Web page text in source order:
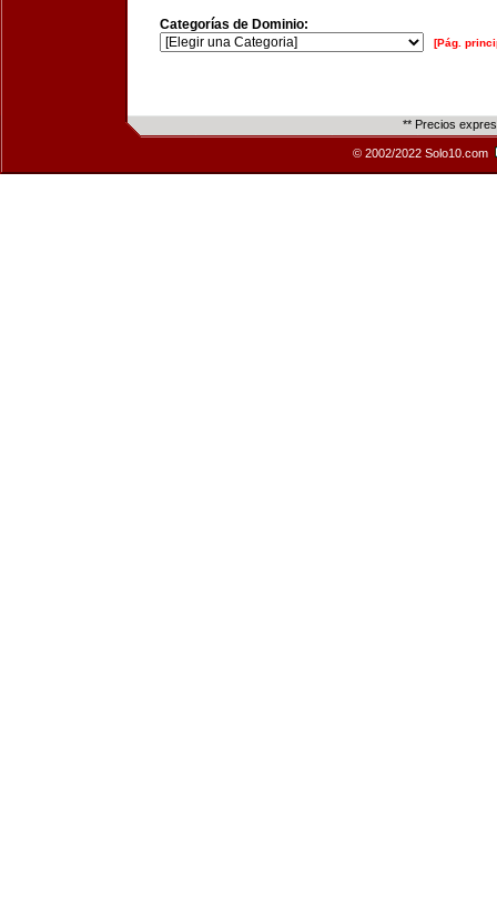
Categorías de Dominio:
[Pág.
** Precios
© 2002/2022 Solo10.com